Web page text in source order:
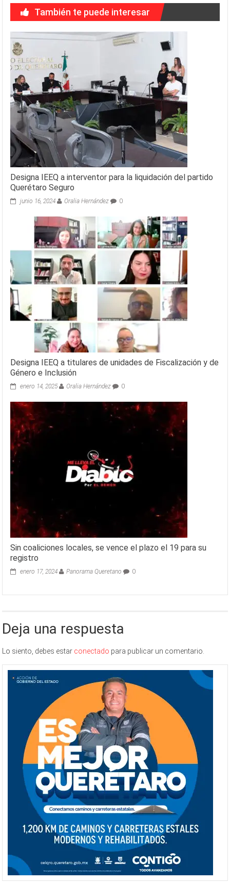
También te puede interesar
Designa IEEQ a interventor para la liquidación del partido
Querétaro Seguro
junio 16, 2024 Oralia Hernández 0
Designa IEEQ a titulares de unidades de Fiscalización y de
Género e Inclusión
enero 14, 2025 Oralia Hernández 0
Sin coaliciones locales, se vence el plazo el 19 para su
registro
enero 17, 2024 Panorama Queretano 0
Deja una respuesta
Lo siento, debes estar conectado para publicar un comentario.